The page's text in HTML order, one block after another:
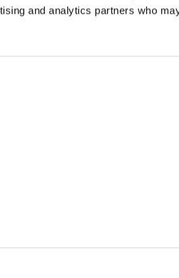
and analytics partners who